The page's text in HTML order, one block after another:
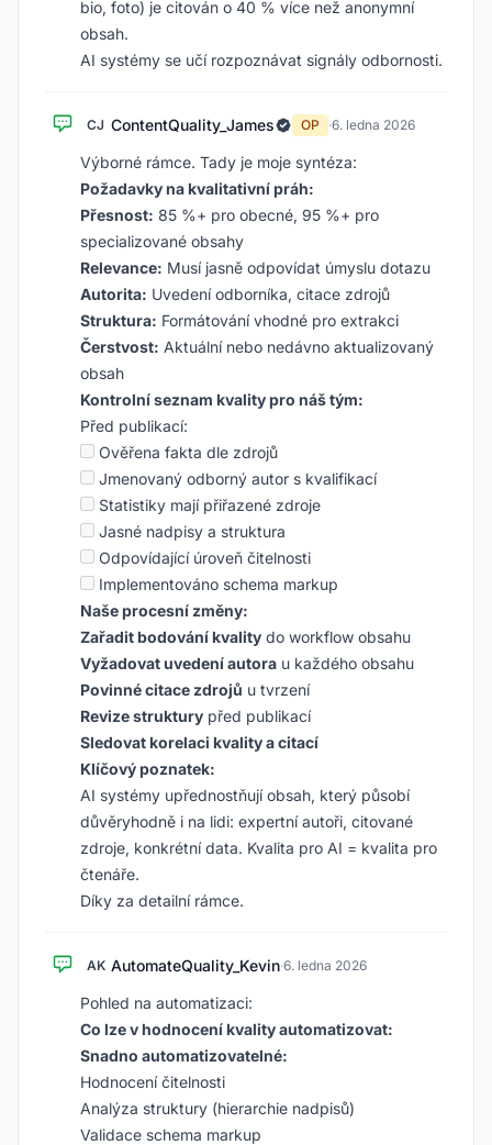
bio, foto) je citován o 40 % více než anonymní
obsah.
AI systémy se učí rozpoznávat signály odbornosti.
CJ ContentQuality_James OP ·6. ledna 2026
Výborné rámce. Tady je moje syntéza:
Požadavky na kvalitativní práh:
Přesnost: 85 %+ pro obecné, 95 %+ pro
specializované obsahy
Relevance: Musí jasně odpovídat úmyslu dotazu
Autorita: Uvedení odborníka, citace zdrojů
Struktura: Formátování vhodné pro extrakci
Čerstvost: Aktuální nebo nedávno aktualizovaný
obsah
Kontrolní seznam kvality pro náš tým:
Před publikací:
Ověřena fakta dle zdrojů
Jmenovaný odborný autor s kvalifikací
Statistiky mají přiřazené zdroje
Jasné nadpisy a struktura
Odpovídající úroveň čitelnosti
Implementováno schema markup
Naše procesní změny:
Zařadit bodování kvality do workflow obsahu
Vyžadovat uvedení autora u každého obsahu
Povinné citace zdrojů u tvrzení
Revize struktury před publikací
Sledovat korelaci kvality a citací
Klíčový poznatek:
AI systémy upřednostňují obsah, který působí
důvěryhodně i na lidi: expertní autoři, citované
zdroje, konkrétní data. Kvalita pro AI = kvalita pro
čtenáře.
Díky za detailní rámce.
AK AutomateQuality_Kevin·6. ledna 2026
Pohled na automatizaci:
Co lze v hodnocení kvality automatizovat:
Snadno automatizovatelné:
Hodnocení čitelnosti
Analýza struktury (hierarchie nadpisů)
Validace schema markup